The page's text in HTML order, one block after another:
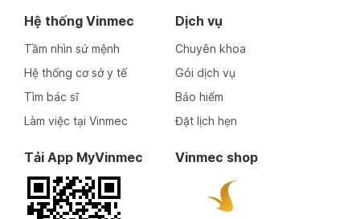
Hệ thống Vinmec
Tầm nhìn sứ mệnh
Hệ thống cơ sở y tế
Tìm bác sĩ
Làm việc tại Vinmec
Dịch vụ
Chuyên khoa
Gói dịch vụ
Bảo hiểm
Đặt lịch hẹn
Tải App MyVinmec Vinmec shop